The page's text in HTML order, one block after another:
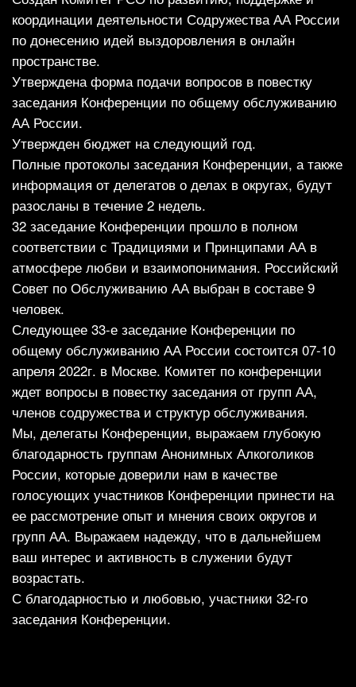
координации деятельности Содружества АА России
по донесению идей выздоровления в онлайн
пространстве.
Утверждена форма подачи вопросов в повестку
заседания Конференции по общему обслуживанию
АА России.
Утвержден бюджет на следующий год.
Полные протоколы заседания Конференции, а также
информация от делегатов о делах в округах, будут
разосланы в течение 2 недель.
32 заседание Конференции прошло в полном
соответствии с Традициями и Принципами АА в
атмосфере любви и взаимопонимания. Российский
Совет по Обслуживанию АА выбран в составе 9
человек.
Следующее 33-е заседание Конференции по
общему обслуживанию АА России состоится 07-10
апреля 2022г. в Москве. Комитет по конференции
ждет вопросы в повестку заседания от групп АА,
членов содружества и структур обслуживания.
Мы, делегаты Конференции, выражаем глубокую
благодарность группам Анонимных Алкоголиков
России, которые доверили нам в качестве
голосующих участников Конференции принести на
ее рассмотрение опыт и мнения своих округов и
групп АА. Выражаем надежду, что в дальнейшем
ваш интерес и активность в служении будут
возрастать.
С благодарностью и любовью, участники 32-го
заседания Конференции.